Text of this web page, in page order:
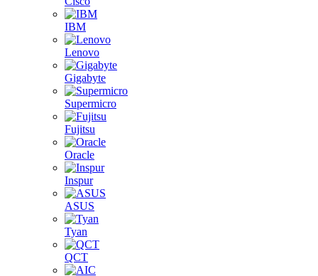
IBM
Lenovo
Gigabyte
Supermicro
Fujitsu
Oracle
Inspur
ASUS
Tyan
QCT